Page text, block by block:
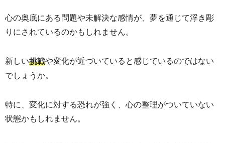
心の奥底にある問題や未解決な感情が、夢を通じて浮き彫
りにされているのかもしれません。
新しい挑戦や変化が近づいていると感じているのではない
でしょうか。
特に、変化に対する恐れが強く、心の整理がついていない
状態かもしれません。